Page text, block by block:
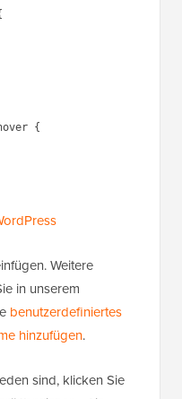
{
WordPress
Weitere
in unserem
benutzerdefiniertes
hinzufügen.
sind, klicken Sie